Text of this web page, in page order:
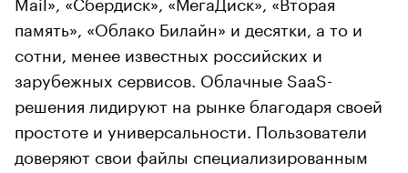
память», «Облако Билайн» и десятки, а то и
сотни, менее известных российских и
зарубежных сервисов. Облачные SaaS-
решения лидируют на рынке благодаря своей
простоте и универсальности. Пользователи
доверяют свои файлы специализированным